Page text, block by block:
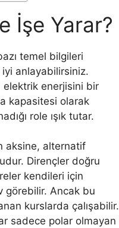
İşe Yarar?
temel bilgileri
anlayabilirsiniz.
elektrik enerjisini bir
kapasitesi olarak
role ışık tutar.
aksine, alternatif
Dirençler doğru
kendileri için
görebilir. Ancak bu
kurslarda çalışabilir.
sadece polar olmayan